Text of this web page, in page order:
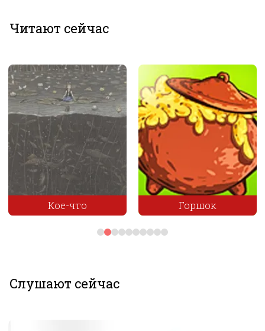
Читают сейчас
Кое-что Горшок
Слушают сейчас